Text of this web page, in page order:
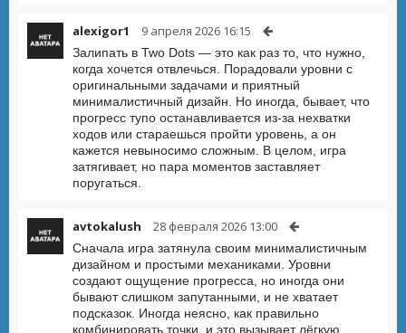
alexigor1 9 апреля 2026 16:15
Залипать в Two Dots — это как раз то, что нужно,
когда хочется отвлечься. Порадовали уровни с
оригинальными задачами и приятный
минималистичный дизайн. Но иногда, бывает, что
прогресс тупо останавливается из-за нехватки
ходов или стараешься пройти уровень, а он
кажется невыносимо сложным. В целом, игра
затягивает, но пара моментов заставляет
поругаться.
avtokalush 28 февраля 2026 13:00
Сначала игра затянула своим минималистичным
дизайном и простыми механиками. Уровни
создают ощущение прогресса, но иногда они
бывают слишком запутанными, и не хватает
подсказок. Иногда неясно, как правильно
комбинировать точки, и это вызывает лёгкую